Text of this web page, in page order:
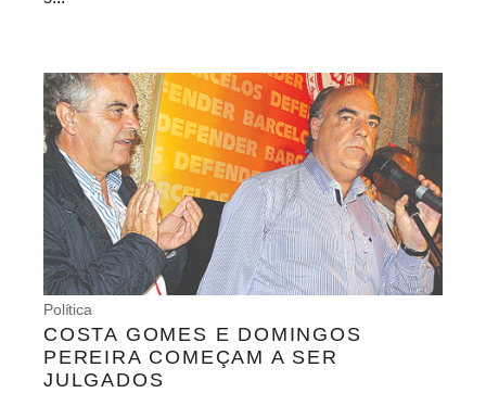
Política
COSTA GOMES E DOMINGOS
PEREIRA COMEÇAM A SER
JULGADOS